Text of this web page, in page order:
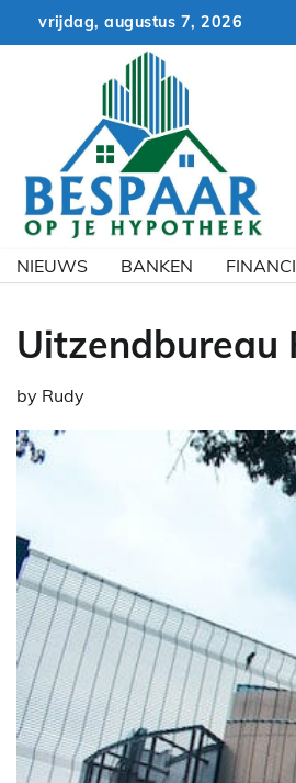
vrijdag, augustus 7, 2026
NIEUWS BANKEN
Uitzendbureau
by Rudy